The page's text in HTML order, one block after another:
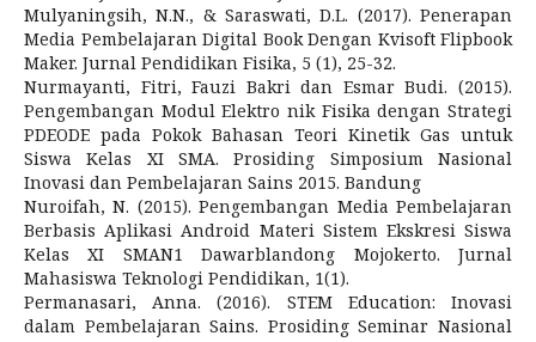
Mulyaningsih, N.N., & Saraswati, D.L. (2017). Penerapan
Media Pembelajaran Digital Book Dengan Kvisoft Flipbook
Maker. Jurnal Pendidikan Fisika, 5 (1), 25-32.
Nurmayanti, Fitri, Fauzi Bakri dan Esmar Budi. (2015).
Pengembangan Modul Elektro nik Fisika dengan Strategi
PDEODE pada Pokok Bahasan Teori Kinetik Gas untuk
Siswa Kelas XI SMA. Prosiding Simposium Nasional
Inovasi dan Pembelajaran Sains 2015. Bandung
Nuroifah, N. (2015). Pengembangan Media Pembelajaran
Berbasis Aplikasi Android Materi Sistem Ekskresi Siswa
Kelas XI SMAN1 Dawarblandong Mojokerto. Jurnal
Mahasiswa Teknologi Pendidikan, 1(1).
Permanasari, Anna. (2016). STEM Education: Inovasi
dalam Pembelajaran Sains. Prosiding Seminar Nasional